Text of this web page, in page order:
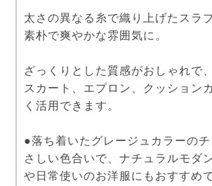
太さの異なる糸で織り上げたスラ
素朴で爽やかな雰囲気に。
ざっくりとした質感がおしゃれで
スカート、エプロン、クッション
く活用できます。
●落ち着いたグレージュカラーの
さしい色合いで、ナチュラルモダ
や日常使いのお洋服にもおすすめで